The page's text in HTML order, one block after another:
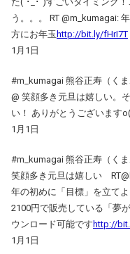
う。。。 RT @m_kumagai:
方にお年玉 http://bit.ly/fHrI7T
1月1日
#m_kumagai 熊谷正寿（くま
@ 笑顔多き元旦は嬉しい
い！ ありがとうございま
1月1日
#m_kumagai 熊谷正寿（くま
笑顔多き元旦は嬉しい
年の初めに「目標」を立て
2100円で販売している「夢
ウンロード可能です http://
1月1日